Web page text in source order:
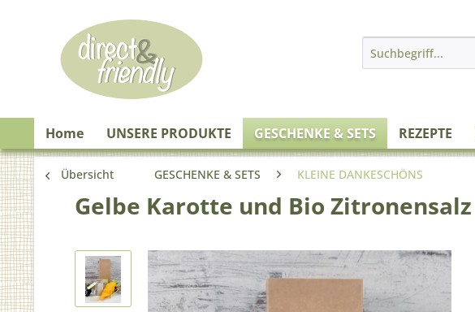
Home UNSERE PRODUKTE GESCHENKE & SETS REZEPTE
Übersicht GESCHENKE & SETS KLEINE DANKESCHÖNS
Gelbe Karotte und Bio Zitronensalz